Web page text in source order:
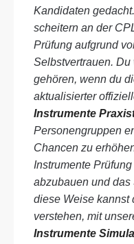
Kandidaten
scheitern an der
Prüfung aufgrund
Selbstvertrauen.
gehören, wenn du
aktualisierter
Instrumente
Personengruppen
Chancen zu
Instrumente
abzubauen und das
diese Weise kannst
verstehen, mit
Instrumente